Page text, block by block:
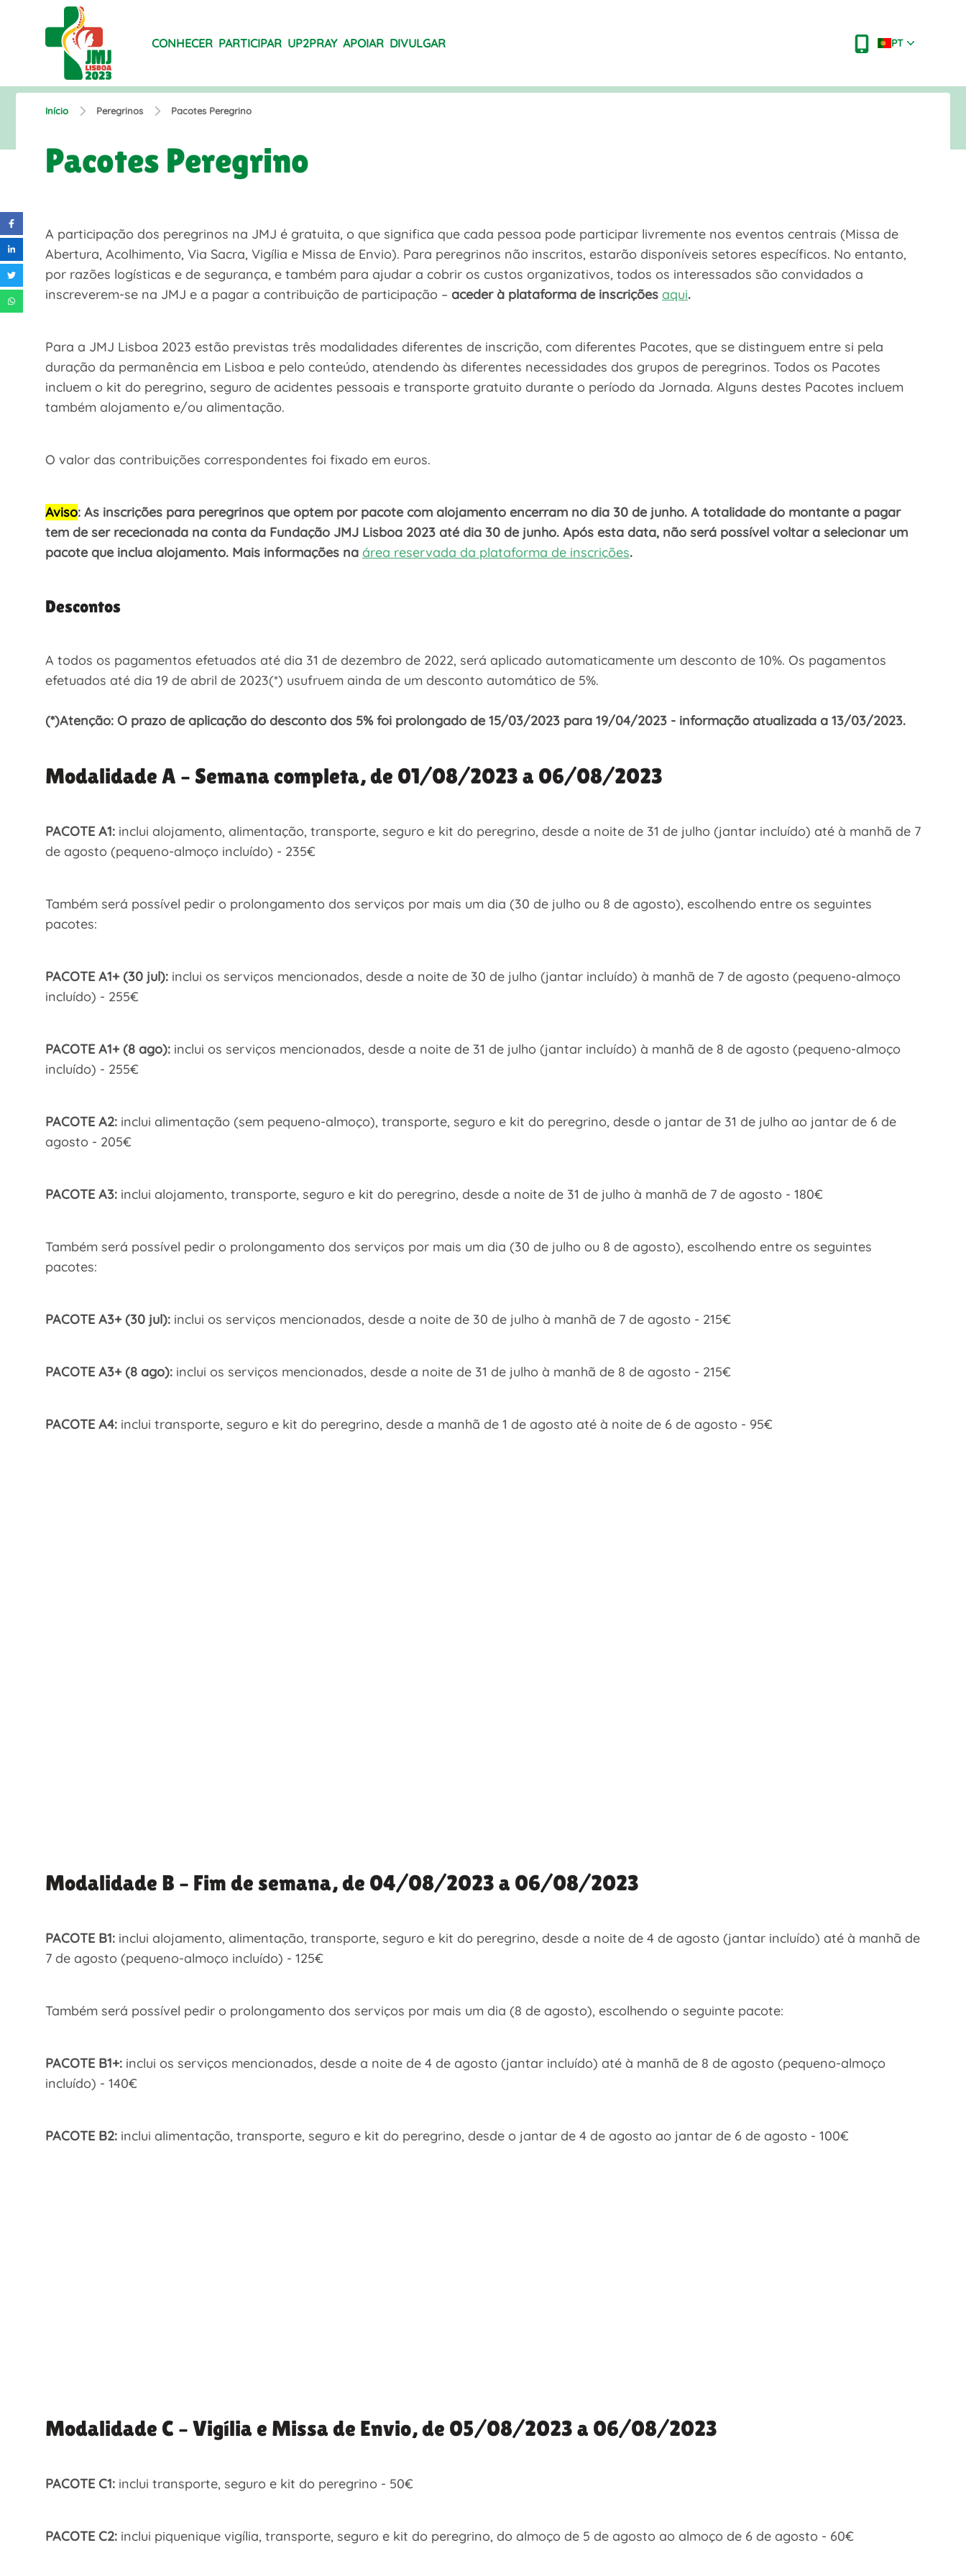
CONHECER PARTICIPAR UP2PRAY APOIAR DIVULGAR PT
Início Peregrinos Pacotes Peregrino
Pacotes Peregrino
A participação dos peregrinos na JMJ é gratuita, o que significa que cada pessoa pode participar livremente nos eventos centrais (Missa de
Abertura, Acolhimento, Via Sacra, Vigília e Missa de Envio). Para peregrinos não inscritos, estarão disponíveis setores específicos. No entanto,
por razões logísticas e de segurança, e também para ajudar a cobrir os custos organizativos, todos os interessados são convidados a
inscreverem-se na JMJ e a pagar a contribuição de participação – aceder à plataforma de inscrições aqui.
Para a JMJ Lisboa 2023 estão previstas três modalidades diferentes de inscrição, com diferentes Pacotes, que se distinguem entre si pela
duração da permanência em Lisboa e pelo conteúdo, atendendo às diferentes necessidades dos grupos de peregrinos. Todos os Pacotes
incluem o kit do peregrino, seguro de acidentes pessoais e transporte gratuito durante o período da Jornada. Alguns destes Pacotes incluem
também alojamento e/ou alimentação.
O valor das contribuições correspondentes foi fixado em euros.
Aviso: As inscrições para peregrinos que optem por pacote com alojamento encerram no dia 30 de junho. A totalidade do montante a pagar
tem de ser rececionada na conta da Fundação JMJ Lisboa 2023 até dia 30 de junho. Após esta data, não será possível voltar a selecionar um
pacote que inclua alojamento. Mais informações na área reservada da plataforma de inscrições.
Descontos
A todos os pagamentos efetuados até dia 31 de dezembro de 2022, será aplicado automaticamente um desconto de 10%. Os pagamentos
efetuados até dia 19 de abril de 2023(*) usufruem ainda de um desconto automático de 5%.
(*)Atenção: O prazo de aplicação do desconto dos 5% foi prolongado de 15/03/2023 para 19/04/2023 - informação atualizada a 13/03/2023.
Modalidade A – Semana completa, de 01/08/2023 a 06/08/2023
PACOTE A1: inclui alojamento, alimentação, transporte, seguro e kit do peregrino, desde a noite de 31 de julho (jantar incluído) até à manhã de 7
de agosto (pequeno-almoço incluído) - 235€
Também será possível pedir o prolongamento dos serviços por mais um dia (30 de julho ou 8 de agosto), escolhendo entre os seguintes
pacotes:
PACOTE A1+ (30 jul): inclui os serviços mencionados, desde a noite de 30 de julho (jantar incluído) à manhã de 7 de agosto (pequeno-almoço
incluído) - 255€
PACOTE A1+ (8 ago): inclui os serviços mencionados, desde a noite de 31 de julho (jantar incluído) à manhã de 8 de agosto (pequeno-almoço
incluído) - 255€
PACOTE A2: inclui alimentação (sem pequeno-almoço), transporte, seguro e kit do peregrino, desde o jantar de 31 de julho ao jantar de 6 de
agosto - 205€
PACOTE A3: inclui alojamento, transporte, seguro e kit do peregrino, desde a noite de 31 de julho à manhã de 7 de agosto - 180€
Também será possível pedir o prolongamento dos serviços por mais um dia (30 de julho ou 8 de agosto), escolhendo entre os seguintes
pacotes:
PACOTE A3+ (30 jul): inclui os serviços mencionados, desde a noite de 30 de julho à manhã de 7 de agosto - 215€
PACOTE A3+ (8 ago): inclui os serviços mencionados, desde a noite de 31 de julho à manhã de 8 de agosto - 215€
PACOTE A4: inclui transporte, seguro e kit do peregrino, desde a manhã de 1 de agosto até à noite de 6 de agosto - 95€
Modalidade B – Fim de semana, de 04/08/2023 a 06/08/2023
PACOTE B1: inclui alojamento, alimentação, transporte, seguro e kit do peregrino, desde a noite de 4 de agosto (jantar incluído) até à manhã de
7 de agosto (pequeno-almoço incluído) - 125€
Também será possível pedir o prolongamento dos serviços por mais um dia (8 de agosto), escolhendo o seguinte pacote:
PACOTE B1+: inclui os serviços mencionados, desde a noite de 4 de agosto (jantar incluído) até à manhã de 8 de agosto (pequeno-almoço
incluído) - 140€
PACOTE B2: inclui alimentação, transporte, seguro e kit do peregrino, desde o jantar de 4 de agosto ao jantar de 6 de agosto - 100€
Modalidade C – Vigília e Missa de Envio, de 05/08/2023 a 06/08/2023
PACOTE C1: inclui transporte, seguro e kit do peregrino - 50€
PACOTE C2: inclui piquenique vigília, transporte, seguro e kit do peregrino, do almoço de 5 de agosto ao almoço de 6 de agosto - 60€